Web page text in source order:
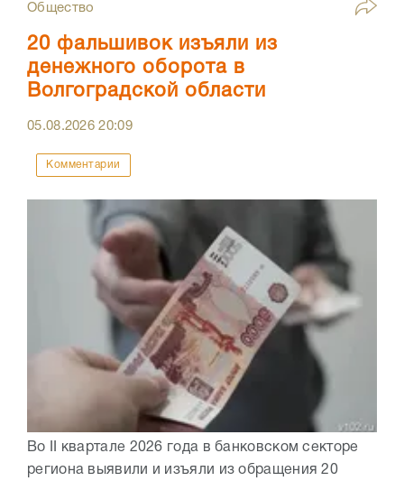
Общество
20 фальшивок изъяли из
денежного оборота в
Волгоградской области
05.08.202620:09
Комментарии
Во II квартале 2026 года в банковском секторе
региона выявили и изъяли из обращения 20